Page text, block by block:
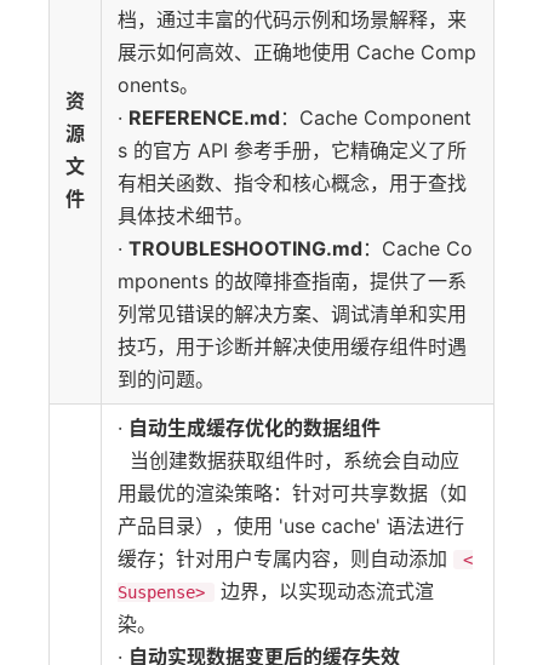
资
源
文
件
档，通过丰富的代码示例和场景解释，来
展示如何高效、正确地使用 Cache Comp
onents。
· REFERENCE.md：Cache Component
s 的官方 API 参考手册，它精确定义了所
有相关函数、指令和核心概念，用于查找
具体技术细节。
· TROUBLESHOOTING.md：Cache Co
mponents 的故障排查指南，提供了一系
列常见错误的解决方案、调试清单和实用
技巧，用于诊断并解决使用缓存组件时遇
到的问题。
· 自动生成缓存优化的数据组件
当创建数据获取组件时，系统会自动应
用最优的渲染策略：针对可共享数据（如
产品目录），使用 'use cache' 语法进行
缓存；针对用户专属内容，则自动添加
<
Suspense>
边界，以实现动态流式渲
染。
· 自动实现数据变更后的缓存失效